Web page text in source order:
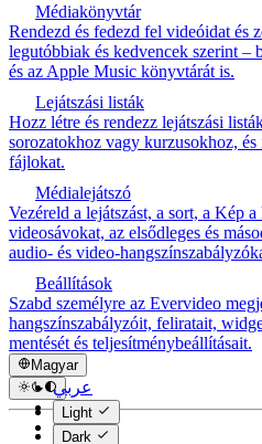
Médiakönyvtár
Rendezd és fedezd fel videóidat és
legutóbbiak és kedvencek szerint –
és az Apple Music könyvtárát is.
Lejátszási listák
Hozz létre és rendezz lejátszási
sorozatokhoz vagy kurzusokhoz,
fájlokat.
Médialejátszó
Vezéreld a lejátszást, a sort, a Kép
videosávokat, az elsődleges és
audio- és video-
Beállítások
Szabd személyre az Evervideo
hangszínszabályzóit, feliratait,
mentését és teljesítménybeállításait.
Magyar
عربي
Català
Čeština
Light
Dark